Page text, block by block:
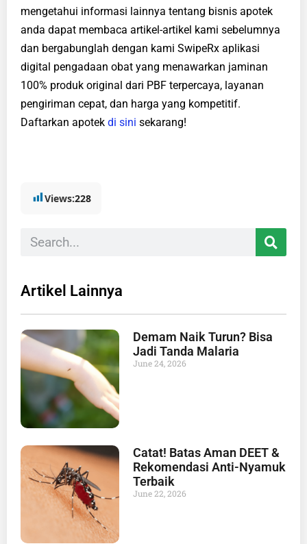
mengetahui informasi lainnya tentang bisnis apotek
anda dapat membaca artikel-artikel kami sebelumnya
dan bergabunglah dengan kami SwipeRx aplikasi
digital pengadaan obat yang menawarkan jaminan
100% produk original dari PBF terpercaya, layanan
pengiriman cepat, dan harga yang kompetitif.
Daftarkan apotek di sini sekarang!
Views:228
Artikel Lainnya
Demam Naik Turun? Bisa
Jadi Tanda Malaria
June 24, 2026
Catat! Batas Aman DEET &
Rekomendasi Anti-Nyamuk
Terbaik
June 22, 2026